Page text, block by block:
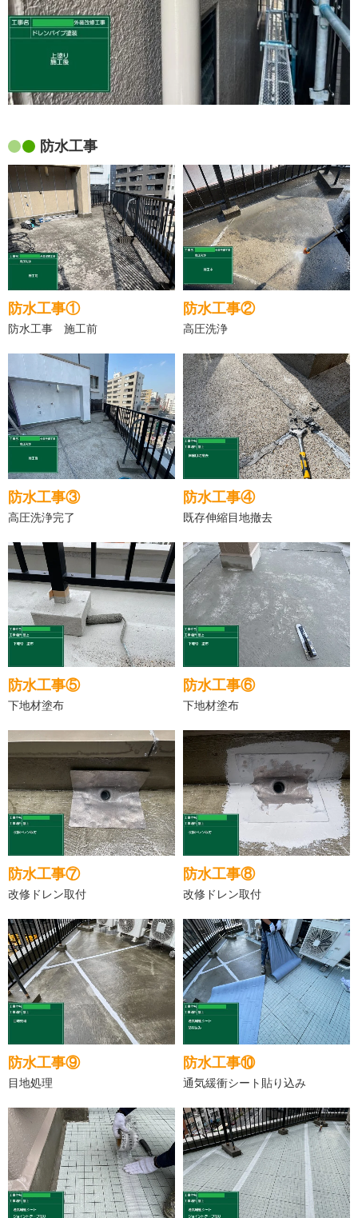
防水工事
防水工事①
防水工事 施工前
防水工事②
高圧洗浄
防水工事③
高圧洗浄完了
防水工事④
既存伸縮目地撤去
防水工事⑤
下地材塗布
防水工事⑥
下地材塗布
防水工事⑦
改修ドレン取付
防水工事⑧
改修ドレン取付
防水工事⑨
目地処理
防水工事⑩
通気緩衝シート貼り込み